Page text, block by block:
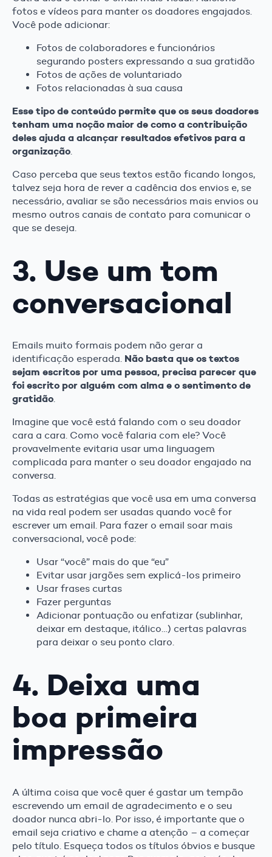
fotos e vídeos para manter os doadores engajados.
Você pode adicionar:
Fotos de colaboradores e funcionários
segurando posters expressando a sua gratidão
Fotos de ações de voluntariado
Fotos relacionadas à sua causa
Esse tipo de conteúdo permite que os seus doadores
tenham uma noção maior de como a contribuição
deles ajuda a alcançar resultados efetivos para a
organização.
Caso perceba que seus textos estão ficando longos,
talvez seja hora de rever a cadência dos envios e, se
necessário, avaliar se são necessários mais envios ou
mesmo outros canais de contato para comunicar o
que se deseja.
3. Use um tom
conversacional
Emails muito formais podem não gerar a
identificação esperada. Não basta que os textos
sejam escritos por uma pessoa, precisa parecer que
foi escrito por alguém com alma e o sentimento de
gratidão.
Imagine que você está falando com o seu doador
cara a cara. Como você falaria com ele? Você
provavelmente evitaria usar uma linguagem
complicada para manter o seu doador engajado na
conversa.
Todas as estratégias que você usa em uma conversa
na vida real podem ser usadas quando você for
escrever um email. Para fazer o email soar mais
conversacional, você pode:
Usar “você” mais do que “eu”
Evitar usar jargões sem explicá-los primeiro
Usar frases curtas
Fazer perguntas
Adicionar pontuação ou enfatizar (sublinhar,
deixar em destaque, itálico…) certas palavras
para deixar o seu ponto claro.
4. Deixa uma
boa primeira
impressão
A última coisa que você quer é gastar um tempão
escrevendo um email de agradecimento e o seu
doador nunca abri-lo. Por isso, é importante que o
email seja criativo e chame a atenção – a começar
pelo título. Esqueça todos os títulos óbvios e busque